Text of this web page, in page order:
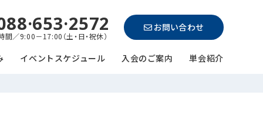
間／9:00－17:00（土・日・祝休）
お問い合わせ
イベントスケジュール 入会のご案内 単会紹介